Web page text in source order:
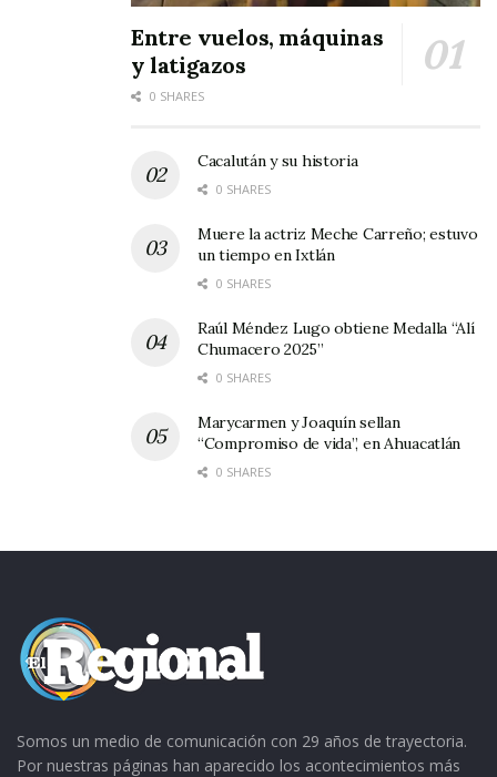
Para finalizar solo puedo decirles quela
mentira, tarde o temprano sale a la luz y que
correrlos pues con ellos se alcanza lo que la
mayoría de la gente anhela: la libertad
Entre vuelos, máquinas
y latigazos
0 SHARES
Cacalután y su historia
0 SHARES
Muere la actriz Meche Carreño; estuvo
un tiempo en Ixtlán
0 SHARES
Raúl Méndez Lugo obtiene Medalla “Alí
Chumacero 2025”
0 SHARES
Marycarmen y Joaquín sellan
“Compromiso de vida”, en Ahuacatlán
0 SHARES
Somos un medio de comunicación con 29 años de trayectoria.
Por nuestras páginas han aparecido los acontecimientos más